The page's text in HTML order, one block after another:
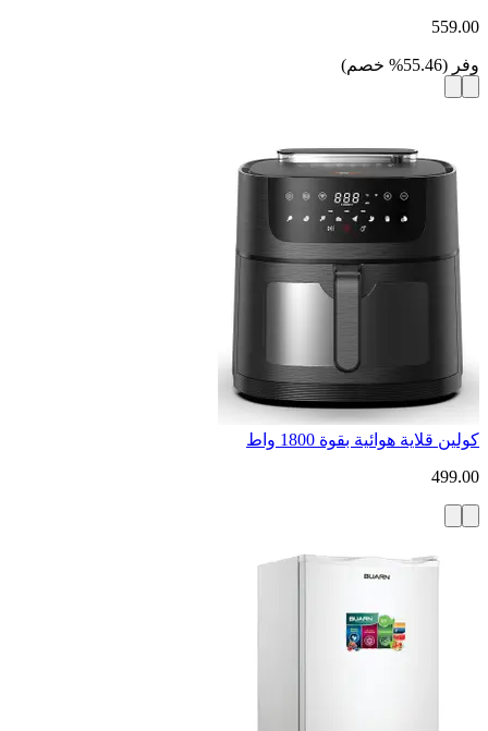
559.00
وفر (
55.46
% خصم)
كولين قلاية هوائية بقوة 1800 واط
499.00